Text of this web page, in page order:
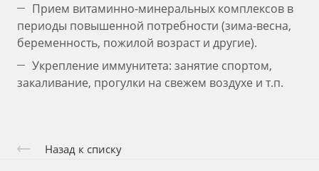
Прием витаминно-минеральных комплексов в
периоды повышенной потребности (зима-весна,
беременность, пожилой возраст и другие).
Укрепление иммунитета: занятие спортом,
закаливание, прогулки на свежем воздухе и т.п.
Назад к списку